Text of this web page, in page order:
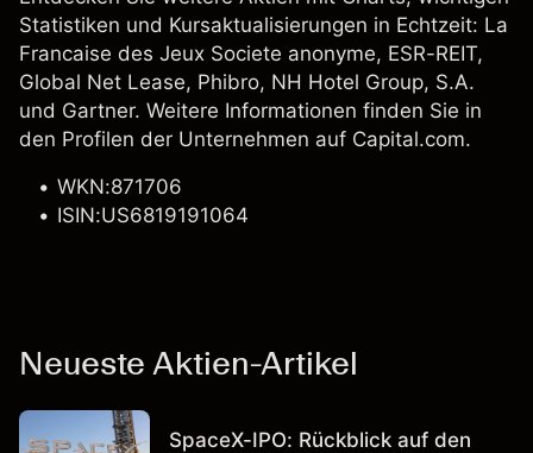
Statistiken und Kursaktualisierungen in Echtzeit: La
Francaise des Jeux Societe anonyme, ESR-REIT,
Global Net Lease, Phibro, NH Hotel Group, S.A.
und Gartner. Weitere Informationen finden Sie in
den Profilen der Unternehmen auf Capital.com.
WKN:871706
ISIN:US6819191064
Neueste Aktien-Artikel
SpaceX-IPO: Rückblick auf den